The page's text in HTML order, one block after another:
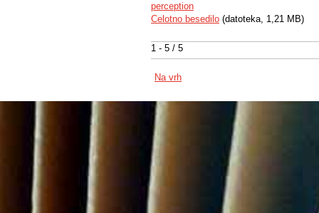
1 - 5 / 5
perception
Celotno besedilo (datoteka, 1,21 MB)
Na vrh